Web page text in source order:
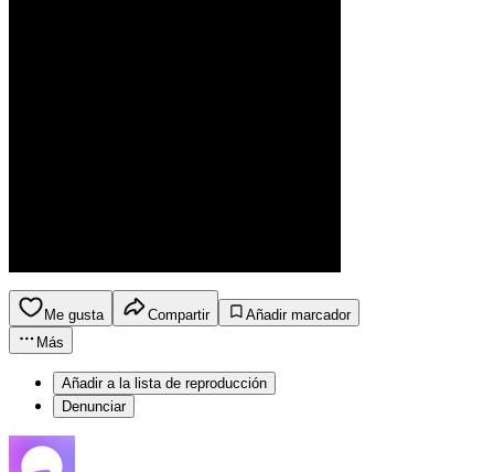
Me gusta Compartir
Añadir marcador
Más
Añadir a la lista de reproducción
Denunciar